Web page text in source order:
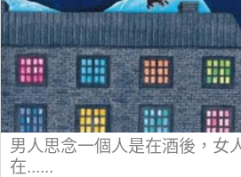
男人思念一個人是在酒後，女
在......